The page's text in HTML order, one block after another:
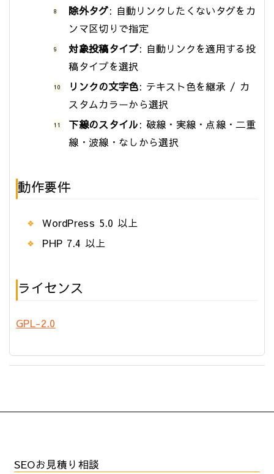
除外タグ: 自動リンクしたくないタグをカ
ンマ区切りで指定
対象投稿タイプ: 自動リンクを適用する投
稿タイプを選択
リンクの文字色: テキスト色を継承 / カ
スタムカラーから選択
下線のスタイル: 破線・実線・点線・二重
線・波線・なしから選択
動作要件
WordPress 5.0 以上
PHP 7.4 以上
ライセンス
GPL-2.0
SEOお見積り相談